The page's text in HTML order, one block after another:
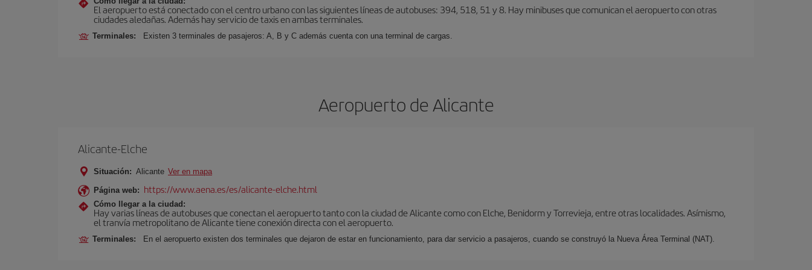
El aeropuerto está conectado con el centro urbano con las siguientes líneas de autobuses: 394, 518, 51 y 8. Hay minibuses que comunican el aeropuerto con otras
ciudades aledañas. Además hay servicio de taxis en ambas terminales.
Terminales: Existen 3 terminales de pasajeros: A, B y C además cuenta con una terminal de cargas.
Aeropuerto de Alicante
Alicante-Elche
Situación: Alicante Ver en mapa
Página web: https://www.aena.es/es/alicante-elche.html
Cómo llegar a la ciudad:
Hay varias líneas de autobuses que conectan el aeropuerto tanto con la ciudad de Alicante como con Elche, Benidorm y Torrevieja, entre otras localidades. Asímismo,
el tranvía metropolitano de Alicante tiene conexión directa con el aeropuerto.
Terminales: En el aeropuerto existen dos terminales que dejaron de estar en funcionamiento, para dar servicio a pasajeros, cuando se construyó la Nueva Área Terminal (NAT).